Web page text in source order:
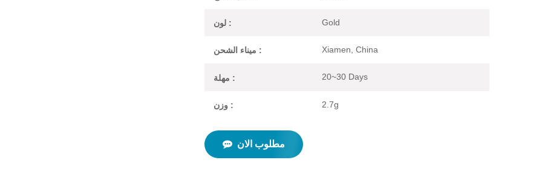
لون : Gold
ميناء الشحن : Xiamen, China
مهلة : 20~30 Days
وزن : 2.7g
مطلوب الان